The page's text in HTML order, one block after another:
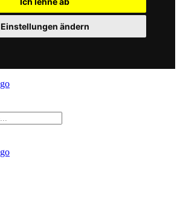
Einstellungen ändern